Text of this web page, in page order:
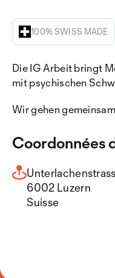
100% SWISS MADE
Die IG Arbeit bringt
mit psychischen
Wir gehen
Coordonnées
6002 Luzern
Suisse